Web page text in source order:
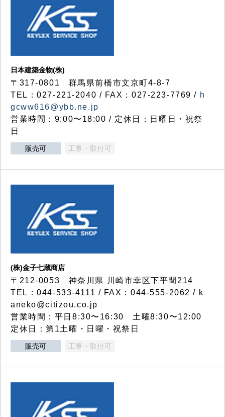
日本建築金物(株)
〒317‐0801 群馬県前橋市文京町4-8-7
TEL：027-221-2040 / FAX：027-223-7769 / h
gcww616@ybb.ne.jp
営業時間：9:00〜18:00 / 定休日：日曜日・祝祭
日
販売可 工事・取付可
(株)金子七蔵商店
〒212-0053 神奈川県 川崎市幸区下平間214
TEL：044-533-4111 / FAX：044-555-2062 / k
aneko@citizou.co.jp
営業時間：平日8:30〜16:30 土曜8:30〜12:00
定休日：第1土曜・日曜・祝祭日
販売可 工事・取付可